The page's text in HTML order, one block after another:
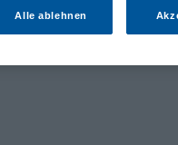
Alle ablehnen